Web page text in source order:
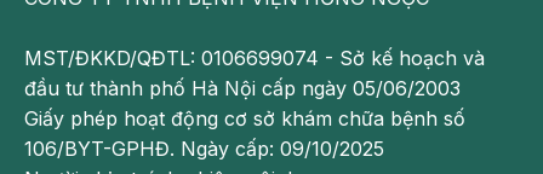
họng.
Ung thư vòm họng hay còn gọi là sự gia tăng bất
thường không có lợi của các tế bào tại vòm họng và
hình thành khối u tại đây. Nếu không được phát hiện
MST/ĐKKD/QĐTL: 0106699074 - Sở kế hoạch và
đầu tư thành phố Hà Nội cấp ngày 05/06/2003
Giấy phép hoạt động cơ sở khám chữa bệnh số
106/BYT-GPHĐ. Ngày cấp: 09/10/2025